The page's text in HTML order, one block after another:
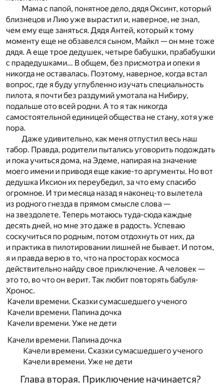
Мама с папой, понятное дело, дядя Оксинт, который
близнецов и Лию уже вырастил и, наверное, не знал,
чем ему еще заняться. Дядя Антей, который к тому
моменту еще не обзавелся сыном, Майкл — он мне тоже
дядя. А еще трое дедушек, четыре бабушки, прабабушки
с прадедушками… В общем, без присмотра и опеки я
никогда не оставалась. Поэтому, наверное, когда встал
вопрос, где я буду углубленно изучать специальность
пилота, я почти без раздумий умотала на Нибиру,
подальше ото всей родни. А то я так никогда
самостоятельной единицей общества не стану, хотя уже
пора.
Даже удивительно, как меня отпустил весь наш
табор. Правда, родители пытались уговорить подождать
и пока учиться дома, на Эдеме, напирая на значение
моего имени и приводя еще какие-то аргументы. Но вот
дедушка Иксион их переубедил, за что ему спасибо
огромное. И три месяца назад я наконец-то вылетела
из родного гнезда в прямом смысле слова —
на звездолете. Теперь мотаюсь туда-сюда каждые
десять дней, но мне это даже в радость. Успеваю
соскучиться по родным, потом отдохнуть от них, да
и практика в пилотировании лишней не бывает. И потом,
я и правда верю в то, что на просторах космоса
действительно найду свое приключение. А человек —
это то, во что он верит. Так любит повторять бабуля-
Хронос.
Качели времени. Сказки сумасшедшего ученого
Качели времени. Папина дочка
Качели времени. Уже не дети
Качели времени. Папина дочка
Качели времени. Сказки сумасшедшего ученого
Качели времени. Уже не дети
Глава вторая. Приключение начинается?